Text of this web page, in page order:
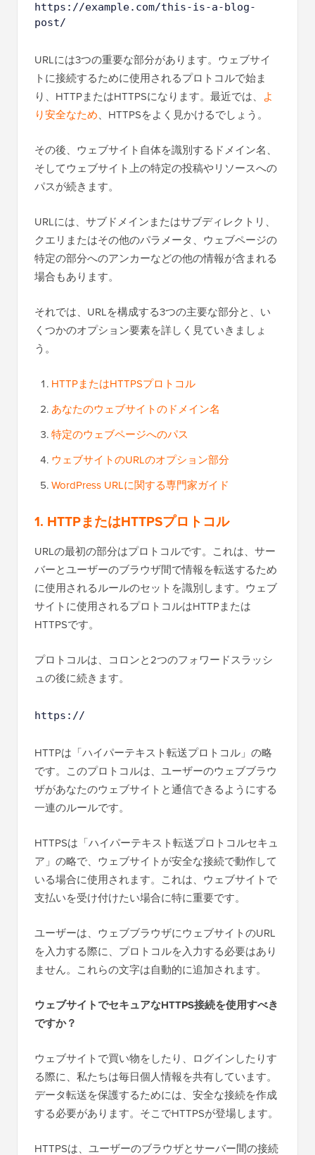
https://example.com/this-is-a-blog-
post/
URLには3つの重要な部分があります。ウェブサイ
トに接続するために使用されるプロトコルで始ま
り、HTTPまたはHTTPSになります。最近では、 よ
り安全なため、HTTPSをよく見かけるでしょう。
その後、ウェブサイト自体を識別するドメイン名、
そしてウェブサイト上の特定の投稿やリソースへの
パスが続きます。
URLには、サブドメインまたはサブディレクトリ、
クエリまたはその他のパラメータ、ウェブページの
特定の部分へのアンカーなどの他の情報が含まれる
場合もあります。
それでは、URLを構成する3つの主要な部分と、い
くつかのオプション要素を詳しく見ていきましょ
う。
HTTPまたはHTTPSプロトコル
あなたのウェブサイトのドメイン名
特定のウェブページへのパス
ウェブサイトのURLのオプション部分
WordPress URLに関する専門家ガイド
1. HTTPまたはHTTPSプロトコル
URLの最初の部分はプロトコルです。これは、サー
バーとユーザーのブラウザ間で情報を転送するため
に使用されるルールのセットを識別します。ウェブ
サイトに使用されるプロトコルはHTTPまたは
HTTPSです。
プロトコルは、コロンと2つのフォワードスラッシ
ュの後に続きます。
https://
HTTPは「ハイパーテキスト転送プロトコル」の略
です。このプロトコルは、ユーザーのウェブブラウ
ザがあなたのウェブサイトと通信できるようにする
一連のルールです。
HTTPSは「ハイパーテキスト転送プロトコルセキュ
ア」の略で、ウェブサイトが安全な接続で動作して
いる場合に使用されます。これは、ウェブサイトで
支払いを受け付けたい場合に特に重要です。
ユーザーは、ウェブブラウザにウェブサイトのURL
を入力する際に、プロトコルを入力する必要はあり
ません。これらの文字は自動的に追加されます。
ウェブサイトでセキュアなHTTPS接続を使用すべき
ですか？
ウェブサイトで買い物をしたり、ログインしたりす
る際に、私たちは毎日個人情報を共有しています。
データ転送を保護するためには、安全な接続を作成
する必要があります。そこでHTTPSが登場します。
HTTPSは、ユーザーのブラウザとサーバー間の接続